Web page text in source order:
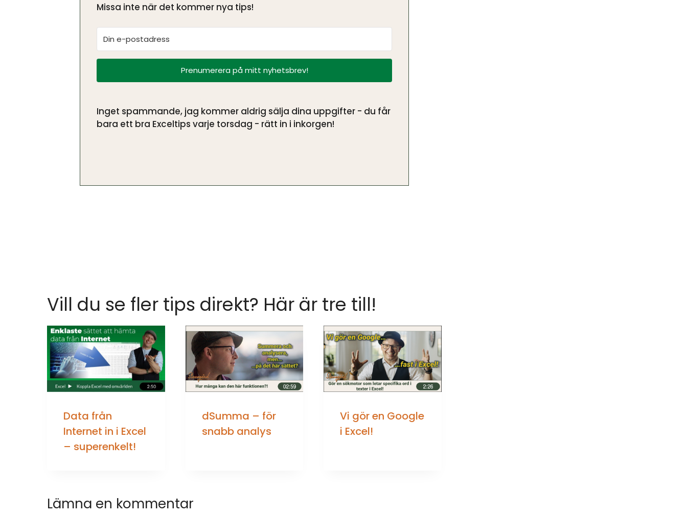
Missa inte när det kommer nya tips!
Prenumerera på mitt nyhetsbrev!
Inget spammande, jag kommer aldrig sälja dina uppgifter - du får
bara ett bra Exceltips varje torsdag - rätt in i inkorgen!
Vill du se fler tips direkt? Här är tre till!
Data från
Internet in i Excel
– superenkelt!
dSumma – för
snabb analys
Vi gör en Google
i Excel!
Lämna en kommentar